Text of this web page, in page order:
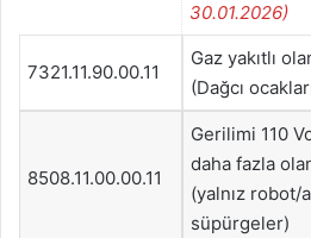
30.01.2026)
7321.11.90.00.11
Gaz yakıtlı
(Dağcı
8508.11.00.00.11
Gerilimi 110
daha fazla
(yalnız robot/
süpürgeler)